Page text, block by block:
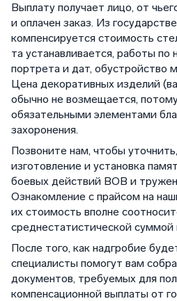
Выплату получает лицо, от
и оплачен заказ. Из
компенсируется стоимость
та устанавливается, работы по
портрета и дат, обустройство
Цена декоративных изделий
обычно не возмещается,
обязательными элементами
захоронения.
Позвоните нам, чтобы
изготовление и установка
боевых действий ВОВ и
Ознакомление с прайсом на
их стоимость вполне
среднестатистической суммой
После того, как надгробие
специалисты помогут вам
документов, требуемых для
компенсационной выплаты от